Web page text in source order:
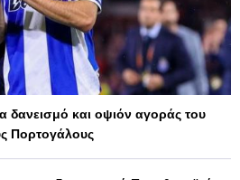
δανεισμό και οψιόν αγοράς του
Πορτογάλους